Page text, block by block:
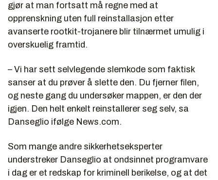
gjør at man fortsatt må regne med at
opprenskning uten full reinstallasjon etter
avanserte rootkit-trojanere blir tilnærmet umulig i
overskuelig framtid.
– Vi har sett selvlegende slemkode som faktisk
sanser at du prøver å slette den. Du fjerner filen,
og neste gang du undersøker mappen, er den der
igjen. Den helt enkelt reinstallerer seg selv, sa
Danseglio ifølge News.com.
Som mange andre sikkerhetseksperter
understreker Danseglio at ondsinnet programvare
i dag er et redskap for kriminell berikelse, og at det